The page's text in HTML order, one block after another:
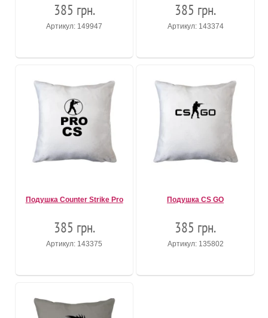
385 грн.
Артикул: 149947
385 грн.
Артикул: 143374
Подушка Counter Strike Pro
385 грн.
Артикул: 143375
Подушка CS GO
385 грн.
Артикул: 135802